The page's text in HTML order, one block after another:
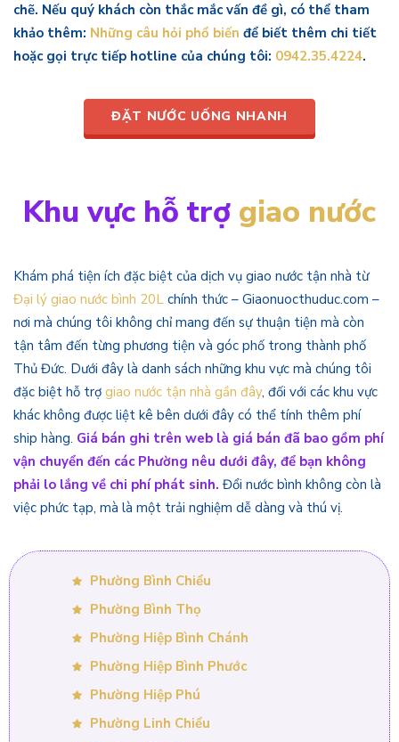
chẽ. Nếu quý khách còn thắc mắc vấn đề gì, có thể tham
khảo thêm: Những câu hỏi phổ biến để biết thêm chi tiết
hoặc gọi trực tiếp hotline của chúng tôi: 0942.35.4224.
ĐẶT NƯỚC UỐNG NHANH
Khu vực hỗ trợ giao nước
Khám phá tiện ích đặc biệt của dịch vụ giao nước tận nhà từ
Đại lý giao nước bình 20L chính thức – Giaonuocthuduc.com –
nơi mà chúng tôi không chỉ mang đến sự thuận tiện mà còn
tận tâm đến từng phương tiện và góc phố trong thành phố
Thủ Đức. Dưới đây là danh sách những khu vực mà chúng tôi
đặc biệt hỗ trợ giao nước tận nhà gần đây, đối với các khu vực
khác không được liệt kê bên dưới đây có thể tính thêm phí
ship hàng. Giá bán ghi trên web là giá bán đã bao gồm phí
vận chuyển đến các Phường nêu dưới đây, để bạn không
phải lo lắng về chi phí phát sinh. Đổi nước bình không còn là
việc phức tạp, mà là một trải nghiệm dễ dàng và thú vị.
Phường Bình Chiểu
Phường Bình Thọ
Phường Hiệp Bình Chánh
Phường Hiệp Bình Phước
Phường Hiệp Phú
Phường Linh Chiểu